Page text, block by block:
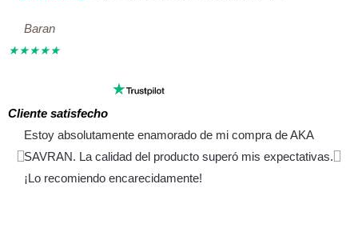
Baran
★★★★★
Cliente satisfecho
leyendo
Estoy absolutamente enamorado de mi compra de AKA
SAVRAN. La calidad del producto superó mis expectativas.
¡Lo recomiendo encarecidamente!
Anterior